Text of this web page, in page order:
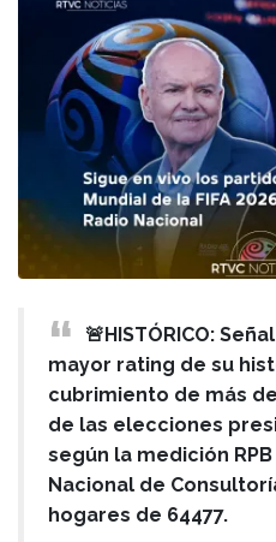
🚨HISTÓRICO:
mayor rating de su
cubrimiento de más
de las elecciones
según la medición
Nacional de
hogares de 64477.